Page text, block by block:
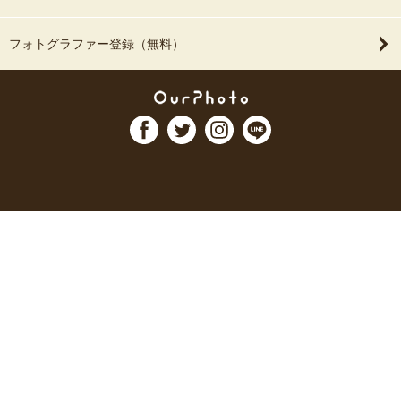
フォトグラファー登録（無料）